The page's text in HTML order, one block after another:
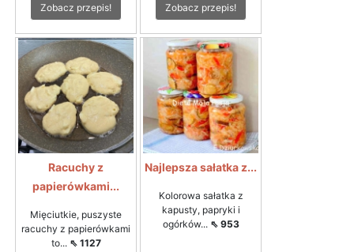
Zobacz przepis! Zobacz przepis!
Racuchy z
papierówkami...
Mięciutkie, puszyste
racuchy z papierówkami
to... ⇖ 1127
Najlepsza sałatka z...
Kolorowa sałatka z
kapusty, papryki i
ogórków... ⇖ 953